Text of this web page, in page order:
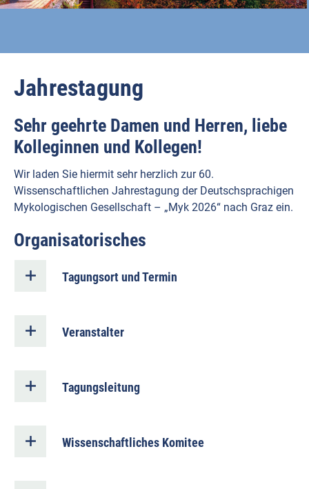
Jahrestagung
Sehr geehrte Damen und Herren, liebe
Kolleginnen und Kollegen!
Wir laden Sie hiermit sehr herzlich zur 60.
Wissenschaftlichen Jahrestagung der Deutschsprachigen
Mykologischen Gesellschaft – „Myk 2026“ nach Graz ein.
Organisatorisches
Tagungsort und Termin
Veranstalter
Tagungsleitung
Wissenschaftliches Komitee